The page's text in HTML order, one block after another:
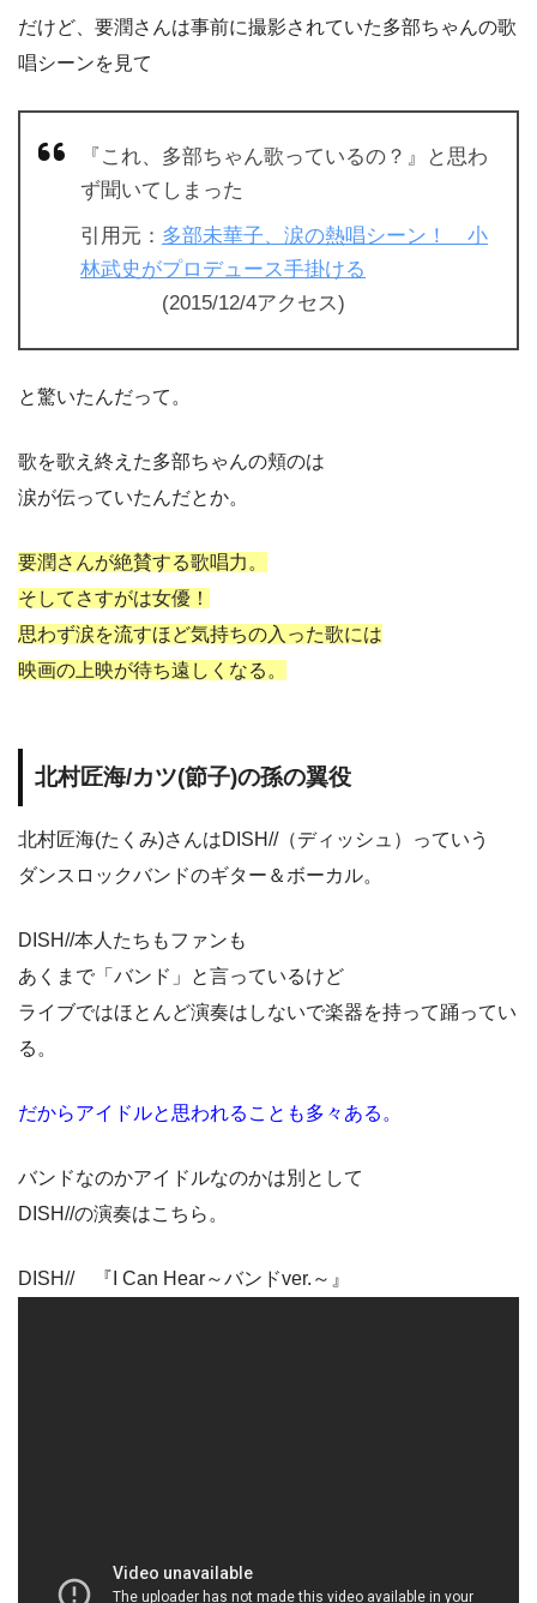
だけど、要潤さんは事前に撮影されていた多部ちゃんの歌
唱シーンを見て
『これ、多部ちゃん歌っているの？』と思わ
ず聞いてしまった
引用元： 多部未華子、涙の熱唱シーン！ 小
林武史がプロデュース手掛ける
(2015/12/4アクセス)
と驚いたんだって。
歌を歌え終えた多部ちゃんの頬のは
涙が伝っていたんだとか。
要潤さんが絶賛する歌唱力。
そしてさすがは女優！
思わず涙を流すほど気持ちの入った歌には
映画の上映が待ち遠しくなる。
北村匠海/カツ(節子)の孫の翼役
北村匠海(たくみ)さんはDISH//（ディッシュ）っていう
ダンスロックバンドのギター＆ボーカル。
DISH//本人たちもファンも
あくまで「バンド」と言っているけど
ライブではほとんど演奏はしないで楽器を持って踊ってい
る。
だからアイドルと思われることも多々ある。
バンドなのかアイドルなのかは別として
DISH//の演奏はこちら。
DISH// 『I Can Hear～バンドver.～』